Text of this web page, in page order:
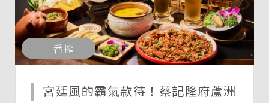
一番搾
宮廷風的霸氣款待！蔡記隆府蘆洲